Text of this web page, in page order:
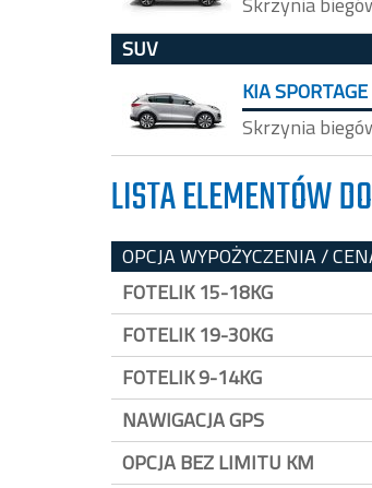
SUV
KIA SPORTAGE
Skrzynia
LISTA ELEMENTÓW
OPCJA WYPOŻYCZENIA /
FOTELIK 15-18KG
FOTELIK 19-30KG
FOTELIK 9-14KG
NAWIGACJA GPS
OPCJA BEZ LIMITU KM